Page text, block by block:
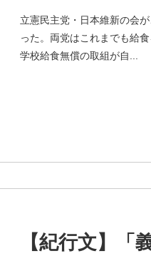
立憲民主党・日本維新の会
った。両党はこれまでも給
学校給食無償の取組が自...
【紀行文】「